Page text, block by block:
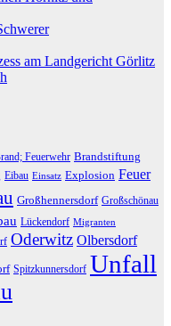
am Landgericht Görlitz
Feuerwehr Brandstiftung
Eibau Einsatz Explosion Feuer
Großhennersdorf Großschönau
Lückendorf Migranten
Oderwitz Olbersdorf
Spitzkunnersdorf Unfall